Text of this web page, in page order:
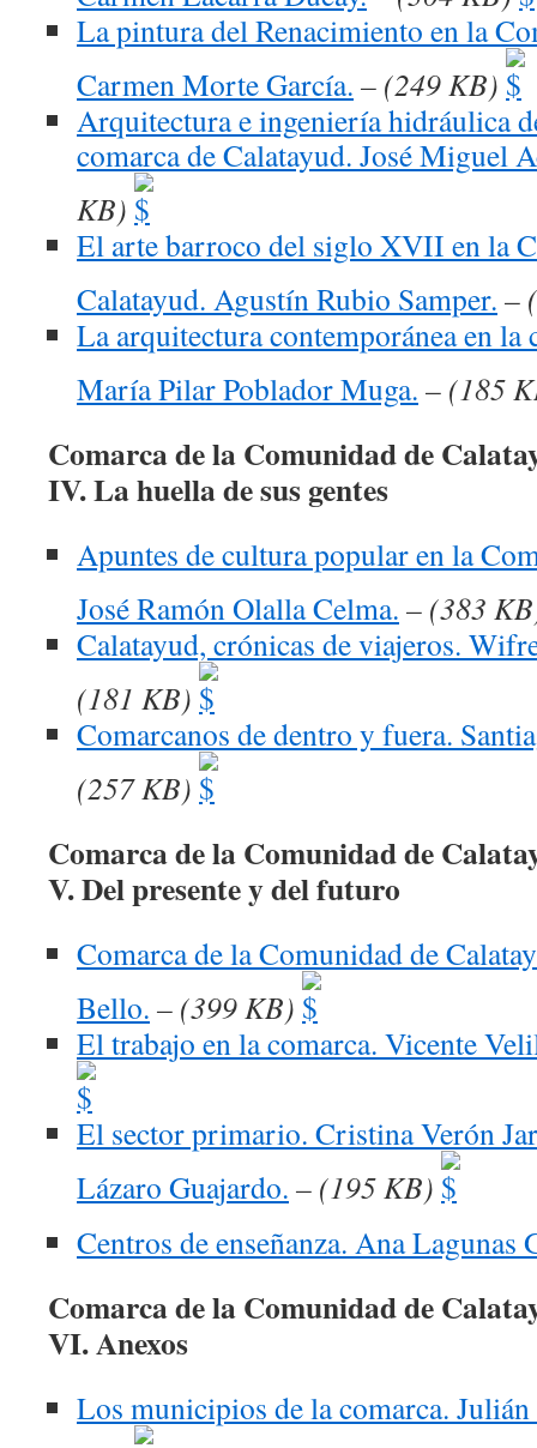
La pintura del Renacimiento en la
Carmen Morte García. – (249 KB)
Arquitectura e ingeniería hidráulica
comarca de Calatayud. José Miguel
KB)
El arte barroco del siglo XVII en la
Calatayud. Agustín Rubio Samper. –
La arquitectura contemporánea en la
María Pilar Poblador Muga. – (185
Comarca de la Comunidad de
IV. La huella de sus gentes
Apuntes de cultura popular en la
José Ramón Olalla Celma. – (383
Calatayud, crónicas de viajeros.
(181 KB)
Comarcanos de dentro y fuera.
(257 KB)
Comarca de la Comunidad de
V. Del presente y del futuro
Comarca de la Comunidad de
Bello. – (399 KB)
El trabajo en la comarca. Vicente
El sector primario. Cristina Verón
Lázaro Guajardo. – (195 KB)
Centros de enseñanza. Ana Lagunas
Comarca de la Comunidad de
VI. Anexos
Los municipios de la comarca.